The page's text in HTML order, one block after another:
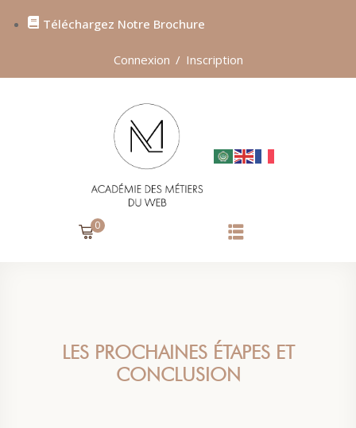
Téléchargez Notre Brochure
Connexion / Inscription
0
LES PROCHAINES ÉTAPES ET
CONCLUSION
SIGN IN
Don’t have an account?